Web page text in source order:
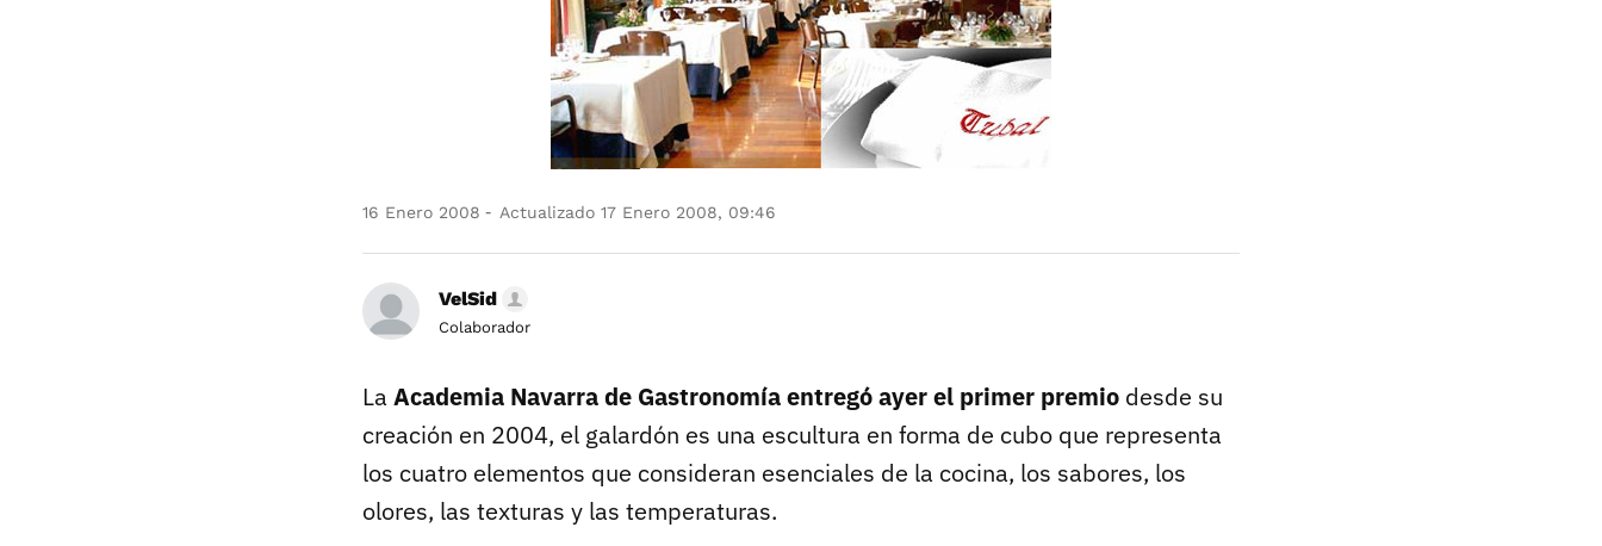
16 Enero 2008 Actualizado 17 Enero 2008, 09:46
VelSid
Colaborador
La Academia Navarra de Gastronomía entregó ayer el primer premio desde su
creación en 2004, el galardón es una escultura en forma de cubo que representa
los cuatro elementos que consideran esenciales de la cocina, los sabores, los
olores, las texturas y las temperaturas.